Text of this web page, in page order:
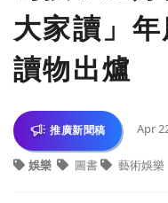
大家讀」
讀物出爐
推廣新聞稿 Apr
娛樂 圖書 藝術娛樂